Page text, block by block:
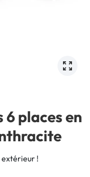
6 places en
extérieur !